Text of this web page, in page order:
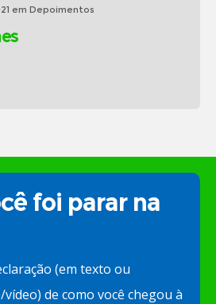
em Depoimentos
foi parar na
(em texto ou
de como você chegou à